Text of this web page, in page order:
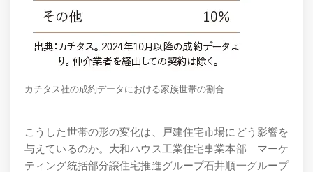
カチタス社の成約データにおける家族世帯の割合
こうした世帯の形の変化は、戸建住宅市場にどう影響を
与えているのか。大和ハウス工業住宅事業本部 マーケ
ティング統括部分譲住宅推進グループ石井順一グループ